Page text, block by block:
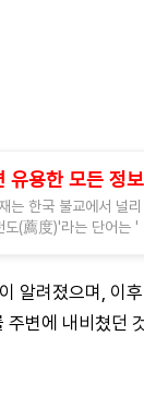
유용한 모든 정보
는 한국 불교에서 널
도(薦度)'라는 단어는 '
알려졌으며, 이
변에 내비쳤던